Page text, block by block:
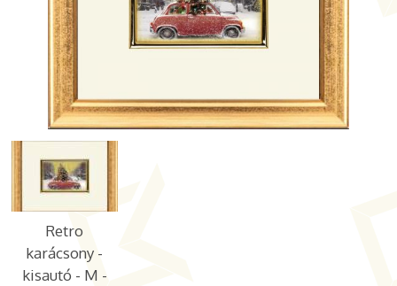
Retro
karácsony -
kisautó - M -